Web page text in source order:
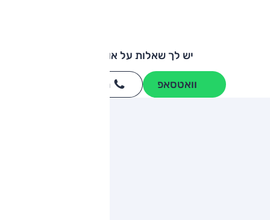
יש לך שאלות על אודי A3?
וואטסאפ חייגו
מותגים מתחרים